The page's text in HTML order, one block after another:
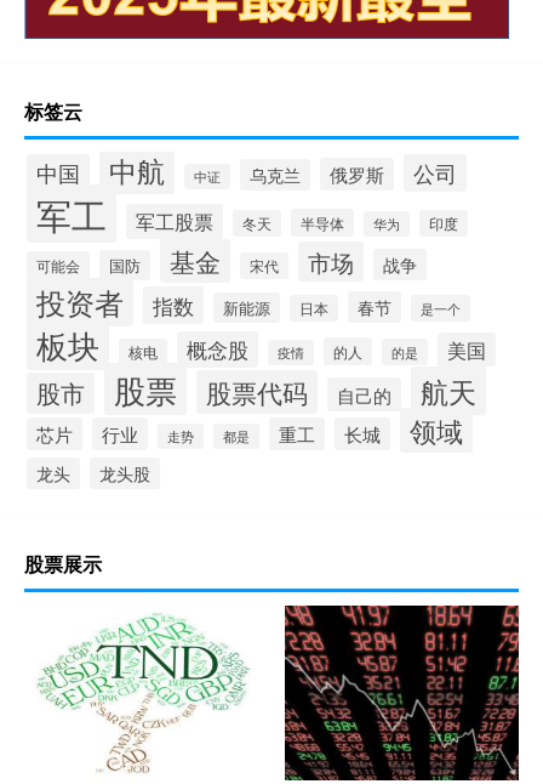
标签云
中国 中航 中证 乌克兰 俄罗斯 公司
军工 军工股票 冬天 半导体 华为 印度
可能会 国防 基金 宋代 市场 战争
投资者 指数 新能源 日本 春节 是一个
板块 核电 概念股 疫情 的人 的是 美国
股市 股票 股票代码 自己的 航天
芯片 行业 走势 都是 重工 长城 领域
龙头 龙头股
股票展示